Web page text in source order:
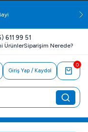
ücretsiz kargo!
611 99 51
ÜrünlerSiparişim Nerede?
Giriş Yap / Kaydol
0